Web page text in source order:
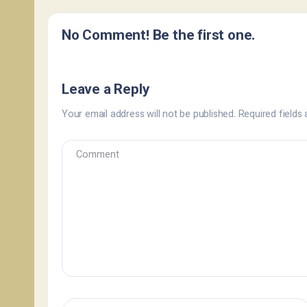
No Comment! Be the first one.
Leave a Reply
Your email address will not be published. Required